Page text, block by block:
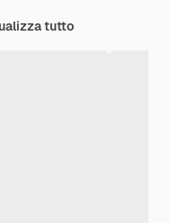
tutto